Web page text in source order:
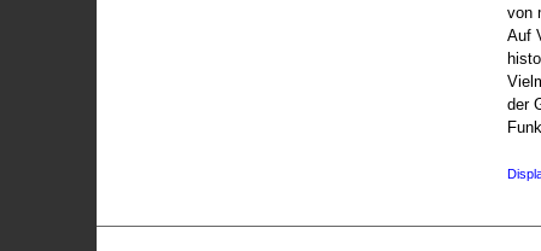
von
Auf
der